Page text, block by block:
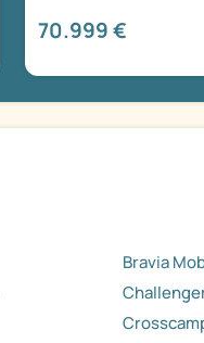
70.999 €
Bravia